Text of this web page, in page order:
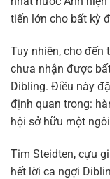
tiến lớn cho bất kỳ
Tuy nhiên, cho đến
chưa nhận được
Dibling. Điều này
định quan trọng:
hội sở hữu một
Tim Steidten, cựu
hết lời ca ngợi